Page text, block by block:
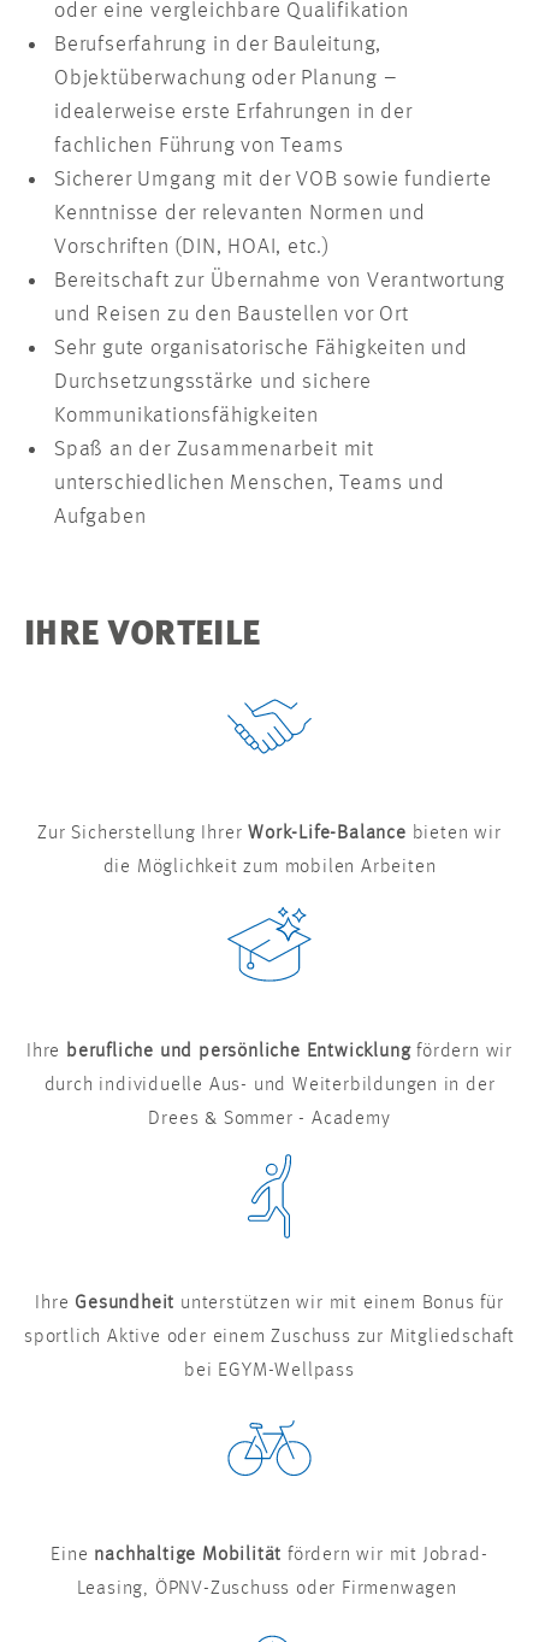
oder eine vergleichbare Qualifikation
Berufserfahrung in der Bauleitung,
Objektüberwachung oder Planung –
idealerweise erste Erfahrungen in der
fachlichen Führung von Teams
Sicherer Umgang mit der VOB sowie fundierte
Kenntnisse der relevanten Normen und
Vorschriften (DIN, HOAI, etc.)
Bereitschaft zur Übernahme von Verantwortung
und Reisen zu den Baustellen vor Ort
Sehr gute organisatorische Fähigkeiten und
Durchsetzungsstärke und sichere
Kommunikationsfähigkeiten
Spaß an der Zusammenarbeit mit
unterschiedlichen Menschen, Teams und
Aufgaben
IHRE VORTEILE
Zur Sicherstellung Ihrer Work-Life-Balance bieten wir
die Möglichkeit zum mobilen Arbeiten
Ihre berufliche und persönliche Entwicklungfördern wir
durch individuelle Aus- und Weiterbildungen in der
Drees & Sommer - Academy
Ihre Gesundheit unterstützen wir mit einem Bonus für
sportlich Aktive oder einem Zuschuss zur Mitgliedschaft
bei EGYM-Wellpass
Eine nachhaltige Mobilität fördern wir mit Jobrad-
Leasing, ÖPNV-Zuschuss oder Firmenwagen